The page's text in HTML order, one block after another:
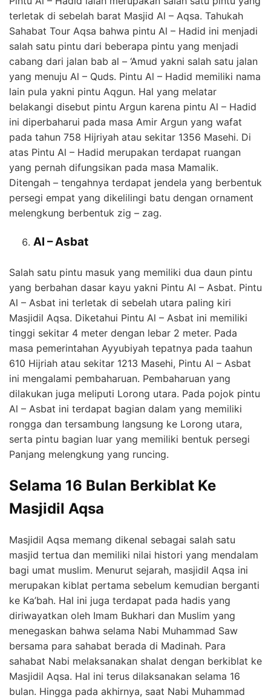
terletak di sebelah barat Masjid Al – Aqsa. Tahukah
Sahabat Tour Aqsa bahwa pintu Al – Hadid ini menjadi
salah satu pintu dari beberapa pintu yang menjadi
cabang dari jalan bab al – ‘Amud yakni salah satu jalan
yang menuju Al – Quds. Pintu Al – Hadid memiliki nama
lain pula yakni pintu Aqgun. Hal yang melatar
belakangi disebut pintu Argun karena pintu Al – Hadid
ini diperbaharui pada masa Amir Argun yang wafat
pada tahun 758 Hijriyah atau sekitar 1356 Masehi. Di
atas Pintu Al – Hadid merupakan terdapat ruangan
yang pernah difungsikan pada masa Mamalik.
Ditengah – tengahnya terdapat jendela yang berbentuk
persegi empat yang dikelilingi batu dengan ornament
melengkung berbentuk zig – zag.
Al – Asbat
Salah satu pintu masuk yang memiliki dua daun pintu
yang berbahan dasar kayu yakni Pintu Al – Asbat. Pintu
Al – Asbat ini terletak di sebelah utara paling kiri
Masjidil Aqsa. Diketahui Pintu Al – Asbat ini memiliki
tinggi sekitar 4 meter dengan lebar 2 meter. Pada
masa pemerintahan Ayyubiyah tepatnya pada taahun
610 Hijriah atau sekitar 1213 Masehi, Pintu Al – Asbat
ini mengalami pembaharuan. Pembaharuan yang
dilakukan juga meliputi Lorong utara. Pada pojok pintu
Al – Asbat ini terdapat bagian dalam yang memiliki
rongga dan tersambung langsung ke Lorong utara,
serta pintu bagian luar yang memiliki bentuk persegi
Panjang melengkung yang runcing.
Selama 16 Bulan Berkiblat Ke
Masjidil Aqsa
Masjidil Aqsa memang dikenal sebagai salah satu
masjid tertua dan memiliki nilai histori yang mendalam
bagi umat muslim. Menurut sejarah, masjidil Aqsa ini
merupakan kiblat pertama sebelum kemudian berganti
ke Ka’bah. Hal ini juga terdapat pada hadis yang
diriwayatkan oleh Imam Bukhari dan Muslim yang
menegaskan bahwa selama Nabi Muhammad Saw
bersama para sahabat berada di Madinah. Para
sahabat Nabi melaksanakan shalat dengan berkiblat ke
Masjidil Aqsa. Hal ini terus dilaksanakan selama 16
bulan. Hingga pada akhirnya, saat Nabi Muhammad